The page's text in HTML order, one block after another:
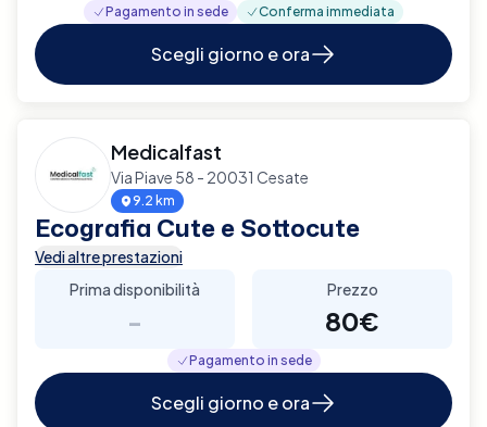
Pagamento in sede Conferma immediata
Scegli giorno e ora
Medicalfast
Via Piave 58 - 20031 Cesate
9.2 km
Ecografia Cute e Sottocute
Vedi altre prestazioni
Prima disponibilità
-
Prezzo
80€
Pagamento in sede
Scegli giorno e ora